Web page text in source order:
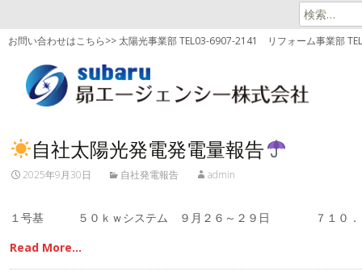
検
索:
お問い合わせはこちら>> 太陽光事業部 TEL03-6907-2141 リフォーム事業部
自社太陽光発電発電量報告
2025年9月30日 自社発電報告 admin
１号基 ５０ｋｗシステム ９月２６～２９日 ７１０．
Read More…